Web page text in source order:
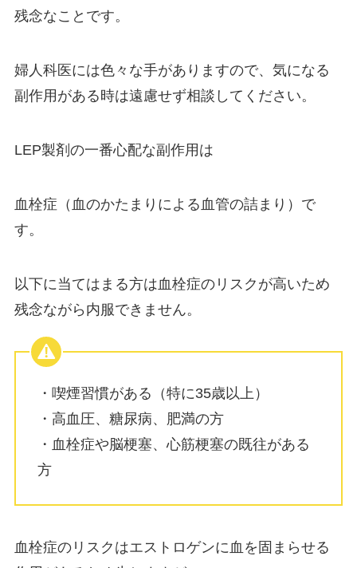
残念なことです。
婦人科医には色々な手がありますので、気になる
副作用がある時は遠慮せず相談してください。
LEP製剤の一番心配な副作用は
血栓症（血のかたまりによる血管の詰まり）で
す。
以下に当てはまる方は血栓症のリスクが高いため
残念ながら内服できません。
・喫煙習慣がある（特に35歳以上）
・高血圧、糖尿病、肥満の方
・血栓症や脳梗塞、心筋梗塞の既往がある
方
血栓症のリスクはエストロゲンに血を固まらせる